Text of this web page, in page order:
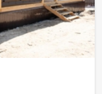
заявками, полное
с семейным
капиталом и другими
Помогаем с
, на рынке
выгоднее!